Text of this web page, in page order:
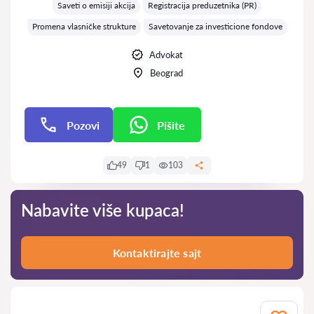
Saveti o emisiji akcija
Registracija preduzetnika (PR)
Promena vlasničke strukture
Savetovanje za investicione fondove
Advokat
Beograd
Pozovi Pišite
49 1 103
Nabavite više kupaca!
Kontaktirajte sajt